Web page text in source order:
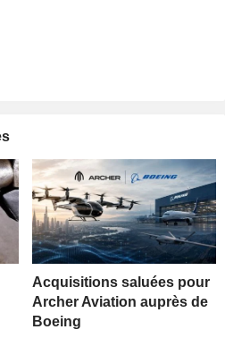
Acquisitions saluées pour
Archer Aviation auprès de
Boeing